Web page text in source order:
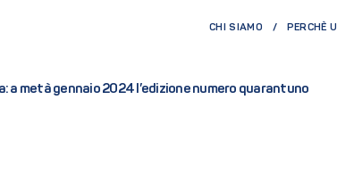
CHI SIAMO PERCHÈ
a metà gennaio 2024 l’edizione numero quarantuno